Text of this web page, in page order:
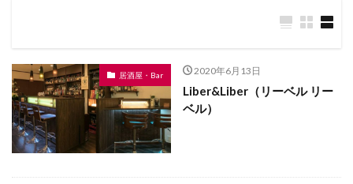
居酒屋・Bar 2020年6月13日
Liber&Liber（リーベル リー
ベル）